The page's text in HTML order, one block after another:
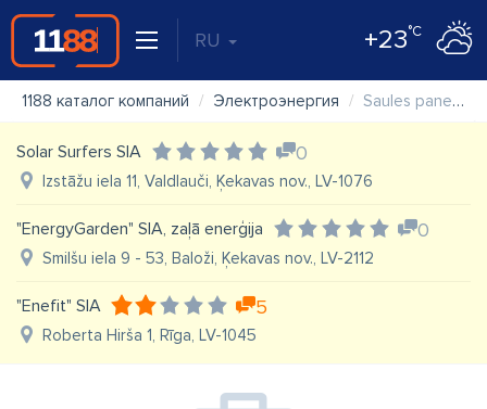
RU +23°C
1188 каталог компаний Электроэнергия Saules paneļi "Solar XPro" SIA
Solar Surfers SIA 0
Izstāžu iela 11, Valdlauči, Ķekavas nov., LV-1076
"EnergyGarden" SIA, zaļā enerģija 0
Smilšu iela 9 - 53, Baloži, Ķekavas nov., LV-2112
"Enefit" SIA 5
Roberta Hirša 1, Rīga, LV-1045